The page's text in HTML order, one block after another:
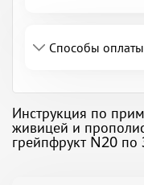
Способы оплаты
Инструкция по
живицей и
грейпфрукт N20